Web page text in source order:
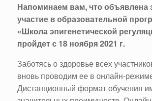
Напоминаем вам, что объявлена
участие в образовательной
«Школа эпигенетической
пройдет с 18 ноября 2021 г.
Заботясь о здоровье всех
вновь проводим ее в онлайн-
Дистанционный формат обучения